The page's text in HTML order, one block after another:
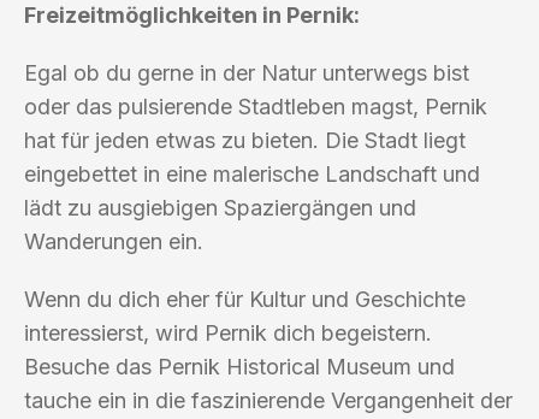
Freizeitmöglichkeiten in Pernik:
Egal ob du gerne in der Natur unterwegs bist
oder das pulsierende Stadtleben magst, Pernik
hat für jeden etwas zu bieten. Die Stadt liegt
eingebettet in eine malerische Landschaft und
lädt zu ausgiebigen Spaziergängen und
Wanderungen ein.
Wenn du dich eher für Kultur und Geschichte
interessierst, wird Pernik dich begeistern.
Besuche das Pernik Historical Museum und
tauche ein in die faszinierende Vergangenheit der